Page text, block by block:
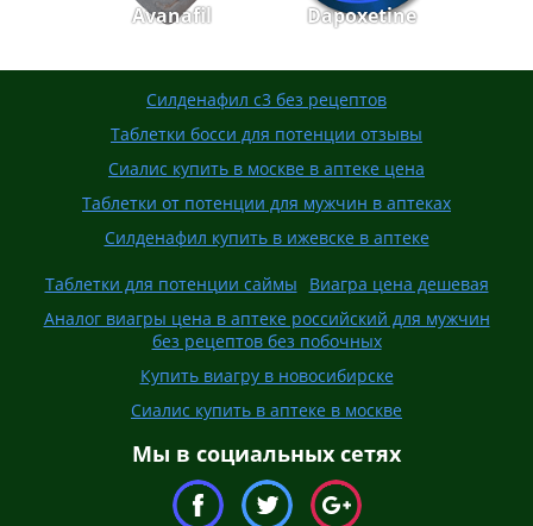
Avanafil Dapoxetine
Силденафил с3 без рецептов
Таблетки босси для потенции отзывы
Сиалис купить в москве в аптеке цена
Таблетки от потенции для мужчин в аптеках
Силденафил купить в ижевске в аптеке
Таблетки для потенции саймы
Виагра цена дешевая
Аналог виагры цена в аптеке российский для мужчин
без рецептов без побочных
Купить виагру в новосибирске
Сиалис купить в аптеке в москве
Мы в социальных сетях